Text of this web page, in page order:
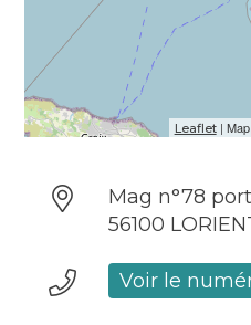
Leaflet|
Mag n°78
56100
Voir le